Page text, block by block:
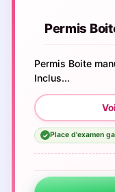
Permis
Permis Boite
Inclus...
✓ Place d'examen